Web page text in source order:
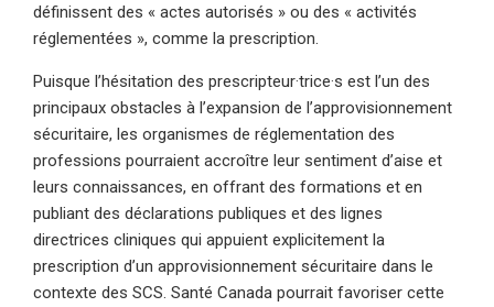
définissent des « actes autorisés » ou des « activités
réglementées », comme la prescription.
Puisque l’hésitation des prescripteur·trice·s est l’un des
principaux obstacles à l’expansion de l’approvisionnement
sécuritaire, les organismes de réglementation des
professions pourraient accroître leur sentiment d’aise et
leurs connaissances, en offrant des formations et en
publiant des déclarations publiques et des lignes
directrices cliniques qui appuient explicitement la
prescription d’un approvisionnement sécuritaire dans le
contexte des SCS. Santé Canada pourrait favoriser cette